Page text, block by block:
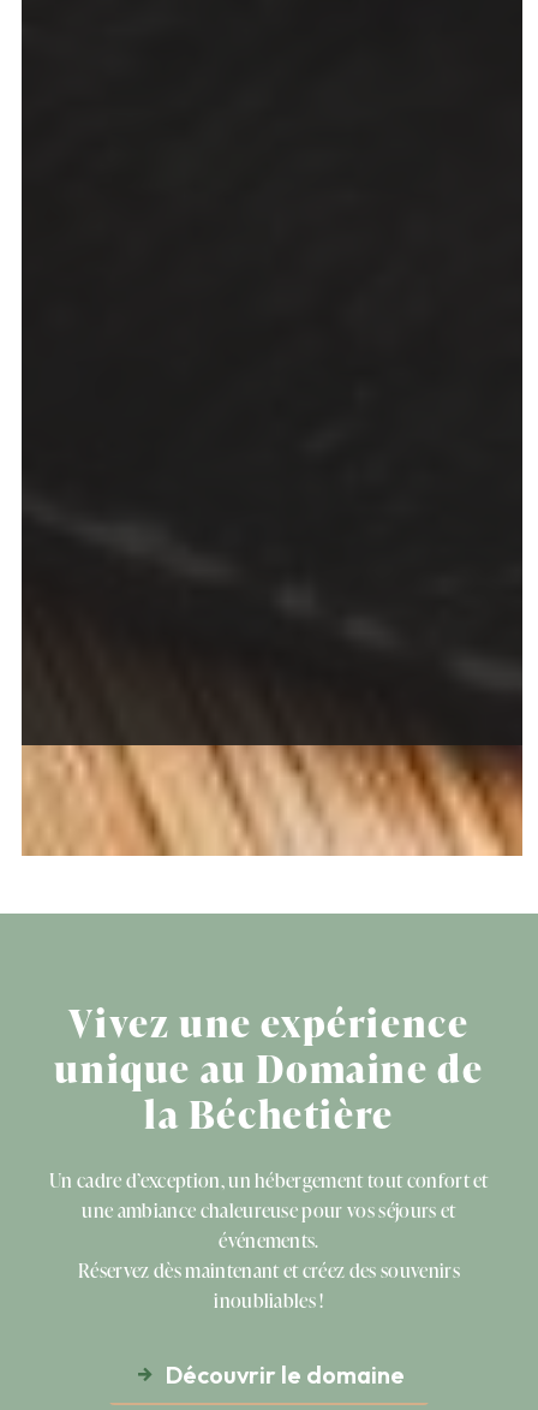
Vivez une expérience
unique au Domaine de
la Béchetière
Un cadre d’exception, un hébergement tout confort et
une ambiance chaleureuse pour vos séjours et
événements.
Réservez dès maintenant et créez des souvenirs
inoubliables !
Découvrir le domaine